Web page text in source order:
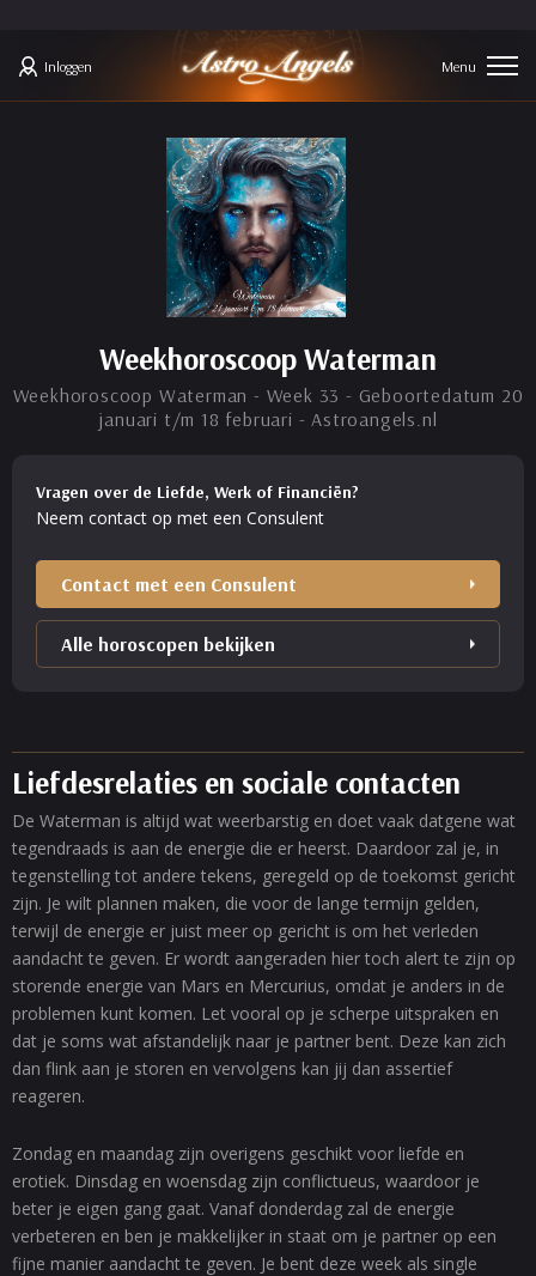
Inloggen
Weekhoroscoop Waterman
Weekhoroscoop Waterman - Week 33 - Geboortedatum 20
januari t/m 18 februari - Astroangels.nl
Vragen over de Liefde, Werk of Financiën?
Neem contact op met een Consulent
Contact met een Consulent
Alle horoscopen bekijken
Liefdesrelaties en sociale contacten
De Waterman is altijd wat weerbarstig en doet vaak datgene wat
tegendraads is aan de energie die er heerst. Daardoor zal je, in
tegenstelling tot andere tekens, geregeld op de toekomst gericht
zijn. Je wilt plannen maken, die voor de lange termijn gelden,
terwijl de energie er juist meer op gericht is om het verleden
aandacht te geven. Er wordt aangeraden hier toch alert te zijn op
storende energie van Mars en Mercurius, omdat je anders in de
problemen kunt komen. Let vooral op je scherpe uitspraken en
dat je soms wat afstandelijk naar je partner bent. Deze kan zich
dan flink aan je storen en vervolgens kan jij dan assertief
reageren.
Zondag en maandag zijn overigens geschikt voor liefde en
erotiek. Dinsdag en woensdag zijn conflictueus, waardoor je
beter je eigen gang gaat. Vanaf donderdag zal de energie
verbeteren en ben je makkelijker in staat om je partner op een
fijne manier aandacht te geven. Je bent deze week als single